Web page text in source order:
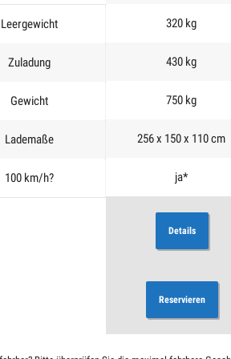
Leergewicht
Zuladung
Gewicht
Lademaße
100 km/h?
320 kg
430 kg
750 kg
256 x 150 x 110 cm
ja*
Details
Reservieren